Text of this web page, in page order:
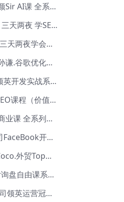
新版米课.颜Sir AI课 全系列实战教程，价值9800，跨境首选！【Ag-0052】
米课.颜Sir 三天两夜 学SEO系列教程，价值9600元，跨境人都在学 【Ag-0056】
米课.颜Sir三天两夜学会建站，价值6900，MI课甄选课程 【Ag-0055】
2026同款孙谦.谷歌优化师部落内部VIP实战教程|价值4999元全网独家解码（官方报名版本）【@034】
米课毅冰领英开发实战系列教程，价值3980，跨境必选【Ag-0049】
曾亮品贝SEO课程（价值：9800）品贝全系列教程 【Ab-0022】
米课.老华商业课 全系列实战教程，跨境电商必学，价值16900元【Ag-0053】
新版外土司FaceBook开发冠军全系列教程【Ab-0021】
新版鼎贸Coco.外贸Top业务课 (圈内首次独家解码|460节课)【Ag-0091】
米课颜Sir询盘自由课系列视频教程【Ag-0020】
新版外土司领英运营冠军【Ag-0047】